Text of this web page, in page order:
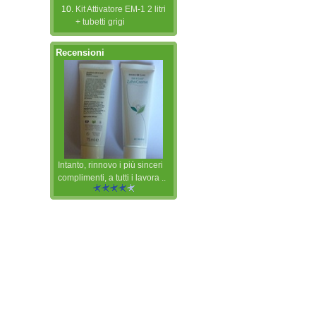
Kit Attivatore EM-1 2 litri
+ tubetti grigi
Recensioni
Intanto, rinnovo i più sinceri
complimenti, a tutti i lavora ..